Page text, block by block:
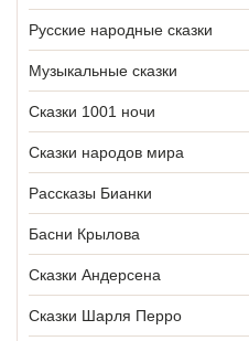
Русские народные сказки
Музыкальные сказки
Сказки 1001 ночи
Сказки народов мира
Рассказы Бианки
Басни Крылова
Сказки Андерсена
Сказки Шарля Перро